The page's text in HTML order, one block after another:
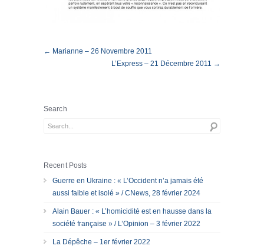
← Marianne – 26 Novembre 2011
L’Express – 21 Décembre 2011 →
Search
Recent Posts
Guerre en Ukraine : « L’Occident n’a jamais été
aussi faible et isolé » / CNews, 28 février 2024
Alain Bauer : « L’homicidité est en hausse dans la
société française » / L’Opinion – 3 février 2022
La Dépêche – 1er février 2022